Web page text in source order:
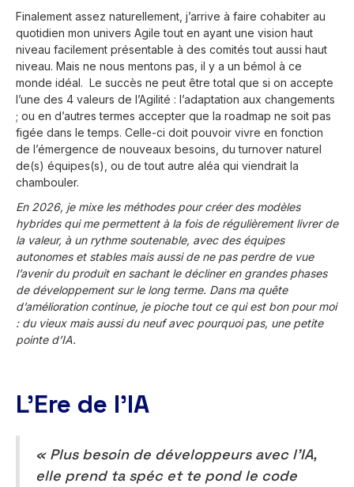
Finalement assez naturellement, j’arrive à faire cohabiter au
quotidien mon univers Agile tout en ayant une vision haut
niveau facilement présentable à des comités tout aussi haut
niveau. Mais ne nous mentons pas, il y a un bémol à ce
monde idéal. Le succès ne peut être total que si on accepte
l’une des 4 valeurs de l’Agilité : l’adaptation aux changements
; ou en d’autres termes accepter que la roadmap ne soit pas
figée dans le temps. Celle-ci doit pouvoir vivre en fonction
de l’émergence de nouveaux besoins, du turnover naturel
de(s) équipes(s), ou de tout autre aléa qui viendrait la
chambouler.
En 2026, je mixe les méthodes pour créer des modèles
hybrides qui me permettent à la fois de régulièrement livrer de
la valeur, à un rythme soutenable, avec des équipes
autonomes et stables mais aussi de ne pas perdre de vue
l’avenir du produit en sachant le décliner en grandes phases
de développement sur le long terme. Dans ma quête
d’amélioration continue, je pioche tout ce qui est bon pour moi
: du vieux mais aussi du neuf avec pourquoi pas, une petite
pointe d’IA.
L’Ere de l’IA
« Plus besoin de développeurs avec l’IA,
elle prend ta spéc et te pond le code